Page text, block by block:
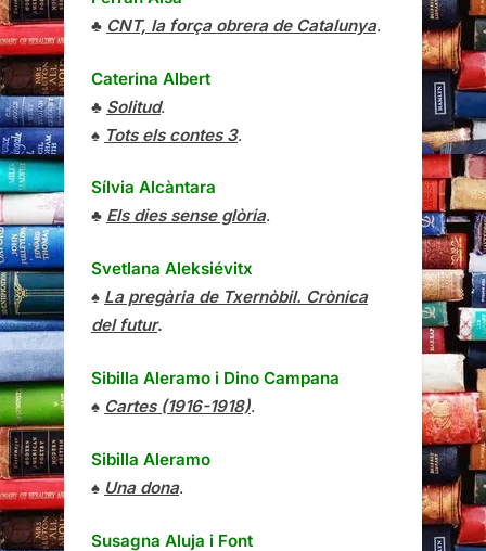
♣ CNT, la força obrera de Catalunya.
Caterina Albert
♣ Solitud.
♠ Tots els contes 3.
Sílvia Alcàntara
♣ Els dies sense glòria.
Svetlana Aleksiévitx
♠ La pregària de Txernòbil. Crònica
del futur.
Sibilla Aleramo i Dino Campana
♠ Cartes (1916-1918).
Sibilla Aleramo
♠ Una dona.
Susagna Aluja i Font